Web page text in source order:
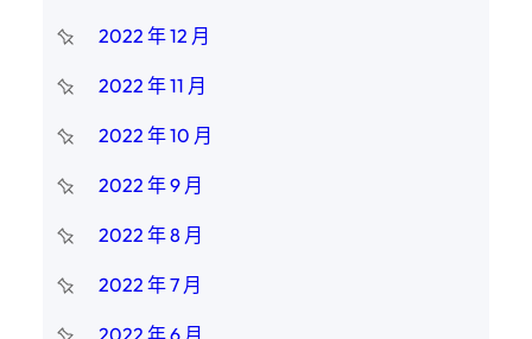
2022 年 12 月
2022 年 11 月
2022 年 10 月
2022 年 9 月
2022 年 8 月
2022 年 7 月